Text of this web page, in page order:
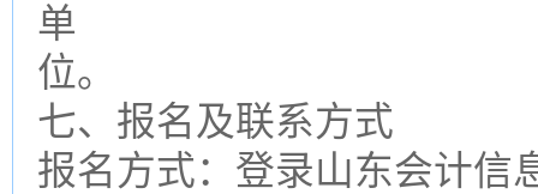
单
位。
七、报名及联系方式
报名方式：登录山东会计信